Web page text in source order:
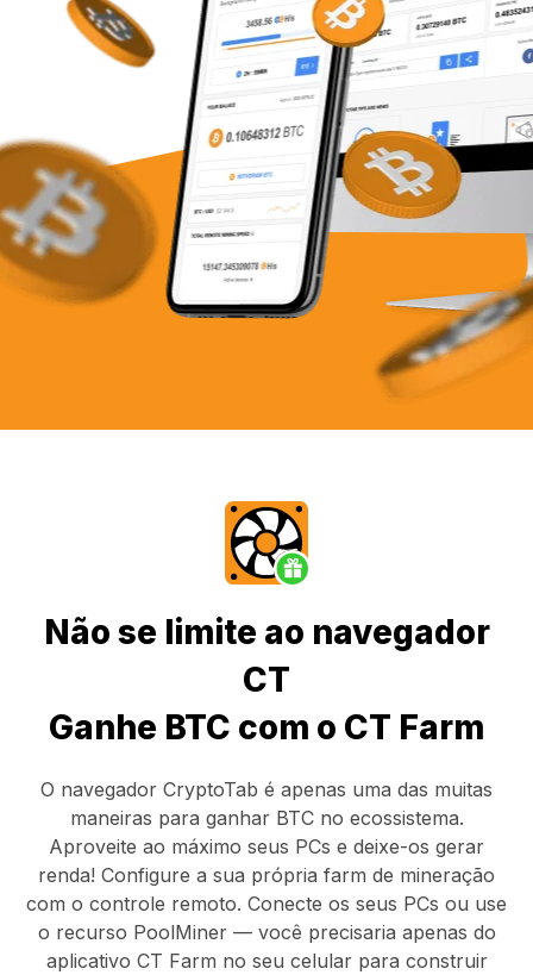
Não se limite ao navegador
CT
Ganhe BTC com o CT Farm
O navegador CryptoTab é apenas uma das muitas
maneiras para ganhar BTC no ecossistema.
Aproveite ao máximo seus PCs e deixe-os gerar
renda! Configure a sua própria farm de mineração
com o controle remoto. Conecte os seus PCs ou use
o recurso PoolMiner— você precisaria apenas do
aplicativo CT Farm no seu celular para construir